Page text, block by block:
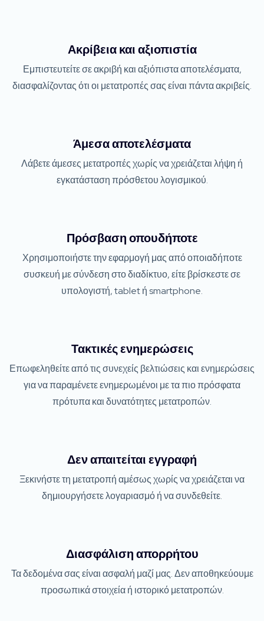
Ακρίβεια και αξιοπιστία
Εμπιστευτείτε σε ακριβή και αξιόπιστα αποτελέσματα,
διασφαλίζοντας ότι οι μετατροπές σας είναι πάντα ακριβείς.
Άμεσα αποτελέσματα
Λάβετε άμεσες μετατροπές χωρίς να χρειάζεται λήψη ή
εγκατάσταση πρόσθετου λογισμικού.
Πρόσβαση οπουδήποτε
Χρησιμοποιήστε την εφαρμογή μας από οποιαδήποτε
συσκευή με σύνδεση στο διαδίκτυο, είτε βρίσκεστε σε
υπολογιστή, tablet ή smartphone.
Τακτικές ενημερώσεις
Επωφεληθείτε από τις συνεχείς βελτιώσεις και ενημερώσεις
για να παραμένετε ενημερωμένοι με τα πιο πρόσφατα
πρότυπα και δυνατότητες μετατροπών.
Δεν απαιτείται εγγραφή
Ξεκινήστε τη μετατροπή αμέσως χωρίς να χρειάζεται να
δημιουργήσετε λογαριασμό ή να συνδεθείτε.
Διασφάλιση απορρήτου
Τα δεδομένα σας είναι ασφαλή μαζί μας. Δεν αποθηκεύουμε
προσωπικά στοιχεία ή ιστορικό μετατροπών.